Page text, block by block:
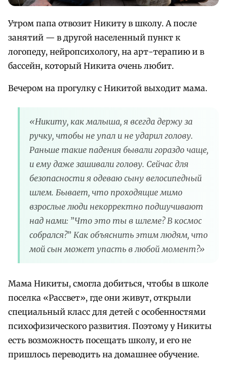
Утром папа отвозит Никиту в школу. А после
занятий — в другой населенный пункт к
логопеду, нейропсихологу, на арт-терапию и в
бассейн, который Никита очень любит.
Вечером на прогулку с Никитой выходит мама.
«Никиту, как малыша, я всегда держу за
ручку, чтобы не упал и не ударил голову.
Раньше такие падения бывали гораздо чаще,
и ему даже зашивали голову. Сейчас для
безопасности я одеваю сыну велосипедный
шлем. Бывает, что проходящие мимо
взрослые люди некорректно подшучивают
над нами: ”Что это ты в шлеме? В космос
собрался?” Как объяснить этим людям, что
мой сын может упасть в любой момент?»
Мама Никиты, смогла добиться, чтобы в школе
поселка «Рассвет», где они живут, открыли
специальный класс для детей с особенностями
психофизического развития. Поэтому у Никиты
есть возможность посещать школу, и его не
пришлось переводить на домашнее обучение.